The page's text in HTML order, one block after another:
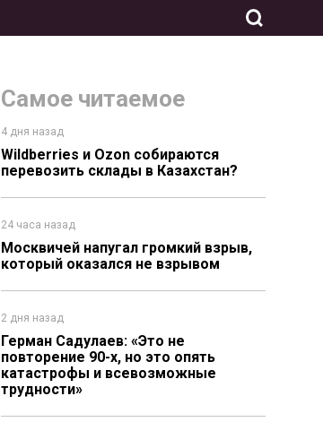
Самое читаемое
4 дня назад
Wildberries и Ozon собираются
перевозить склады в Казахстан?
24 часа назад
Москвичей напугал громкий взрыв,
который оказался не взрывом
2 дня назад
Герман Садулаев: «Это не
повторение 90-х, но это опять
катастрофы и всевозможные
трудности»